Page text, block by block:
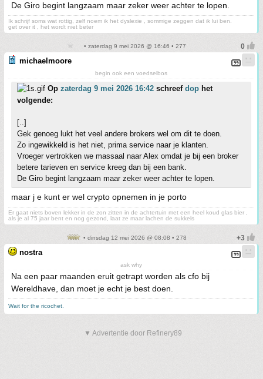
De Giro begint langzaam maar zeker weer achter te lopen.
Ik schrijf soms wat rottig, zelf noem ik het dyslexie , sommige zeggen dat ik lui ben.
get over it , het wordt niet beter
• zaterdag 9 mei 2026 @ 16:46 • 277
michaelmoore
begin ook een voedselbos
Op zaterdag 9 mei 2026 16:42 schreef dop het
volgende:
[..]
Gek genoeg lukt het veel andere brokers wel om dit te doen.
Zo ingewikkeld is het niet, prima service naar je klanten.
Vroeger vertrokken we massaal naar Alex omdat je bij een broker
betere tarieven en service kreeg dan bij een bank.
De Giro begint langzaam maar zeker weer achter te lopen.
maar j e kunt er wel crypto opnemen in je porto
Er gaat niets boven lekker in de zon zitten in de achtertuin met een heel koud glas bier ,
als je al 75 jaar bent en nog gezond, laat ze maar lachen de sukkels
• dinsdag 12 mei 2026 @ 08:08 • 278
nostra
ask why
Na een paar maanden eruit getrapt worden als cfo bij
Wereldhave, dan moet je echt je best doen.
Wait for the ricochet.
▼ Advertentie door Refinery89